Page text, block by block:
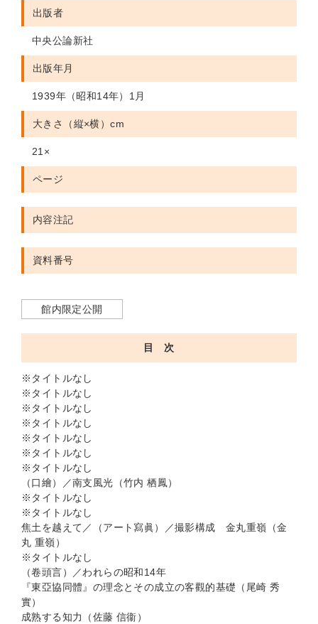
出版者
中央公論新社
出版年月
1939年（昭和14年）1月
大きさ（縦×横）cm
21×
ページ
内容注記
資料番号
館内限定公開
目 次
※タイトルなし
※タイトルなし
※タイトルなし
※タイトルなし
※タイトルなし
※タイトルなし
※タイトルなし
（口繪）／南支風光（竹内 栖鳳）
※タイトルなし
※タイトルなし
焦土を越えて／（アート寫眞）／撮影構成 金丸重嶺（金
丸 重嶺）
※タイトルなし
（卷頭言）／われらの昭和14年
『東亞協同體』の理念とその成立の客觀的基礎（尾崎 秀
實）
成熟する知力（佐藤 信衞）